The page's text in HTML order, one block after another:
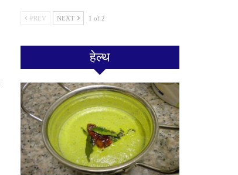
PREV NEXT 1 of 2
हेल्थ